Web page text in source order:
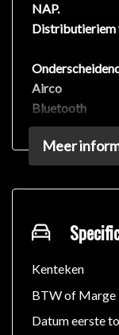
NAP.
Distributieriem
Airco
Bluetooth
Dimlichten
Easy Life Pack
Eco Mode
Isofix
Regensensor
Rokersvrije auto
Tellerstand:
Meer
Kenteken
BTW of Marge
Datum eerste